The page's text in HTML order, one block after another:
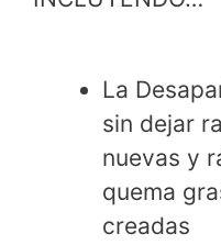
La
sin dejar
nuevas y
quema
creadas